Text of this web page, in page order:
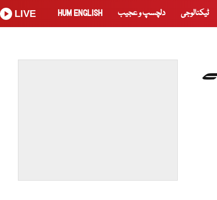
ٹیکنالوجی دلچسپ و عجیب HUM ENGLISH
LIVE